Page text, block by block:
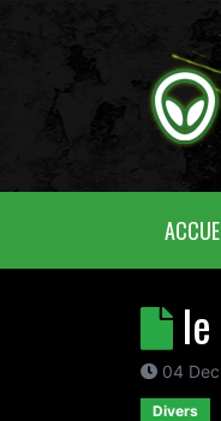
04
Divers